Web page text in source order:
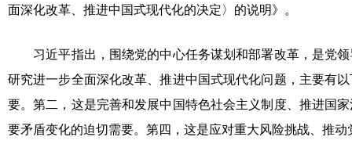
面深化改革、推进中国式现代化的决定〉的说明》。
习近平指出，围绕党的中心任务谋划和部署改革，是党领
研究进一步全面深化改革、推进中国式现代化问题，主要有
要。第二，这是完善和发展中国特色社会主义制度、推进国
要矛盾变化的迫切需要。第四，这是应对重大风险挑战、推